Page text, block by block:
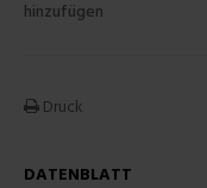
hinzufügen
Druck
DATENBLATT